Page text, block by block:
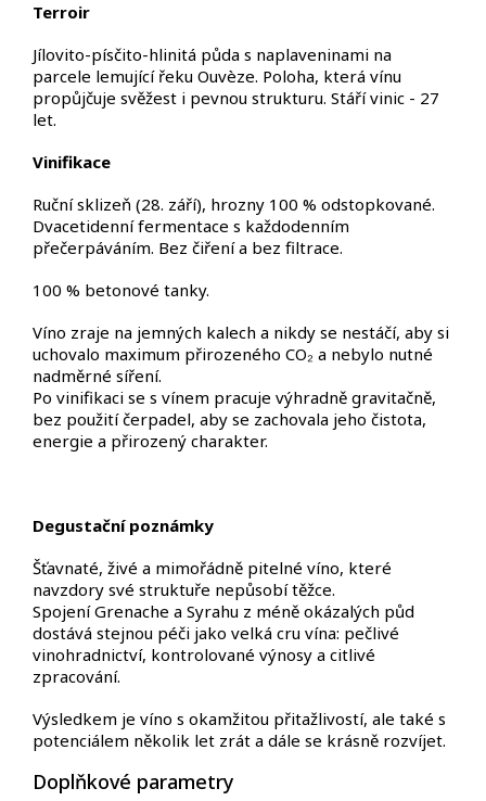
Terroir
Jílovito-písčito-hlinitá půda s naplaveninami na
parcele lemující řeku Ouvèze. Poloha, která vínu
propůjčuje svěžest i pevnou strukturu. Stáří vinic - 27
let.
Vinifikace
Ruční sklizeň (28. září), hrozny 100 % odstopkované.
Dvacetidenní fermentace s každodenním
přečerpáváním. Bez čiření a bez filtrace.
100 % betonové tanky.
Víno zraje na jemných kalech a nikdy se nestáčí, aby si
uchovalo maximum přirozeného CO₂ a nebylo nutné
nadměrné síření.
Po vinifikaci se s vínem pracuje výhradně gravitačně,
bez použití čerpadel, aby se zachovala jeho čistota,
energie a přirozený charakter.
Degustační poznámky
Šťavnaté, živé a mimořádně pitelné víno, které
navzdory své struktuře nepůsobí těžce.
Spojení Grenache a Syrahu z méně okázalých půd
dostává stejnou péči jako velká cru vína: pečlivé
vinohradnictví, kontrolované výnosy a citlivé
zpracování.
Výsledkem je víno s okamžitou přitažlivostí, ale také s
potenciálem několik let zrát a dále se krásně rozvíjet.
Doplňkové parametry